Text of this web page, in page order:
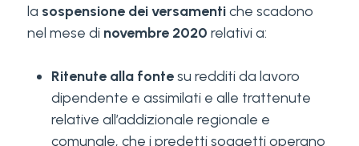
la sospensione dei versamentiche scadono
nel mese di novembre 2020 relativi a:
Ritenute alla fontesu redditi da lavoro
dipendente e assimilati e alle trattenute
relative all’addizionale regionale e
comunale, che i predetti soggetti operano